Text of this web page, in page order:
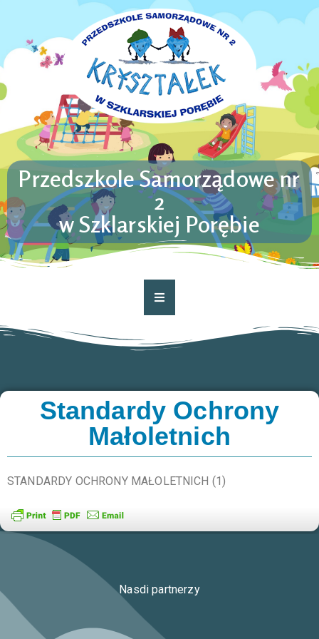
Przedszkole Samorządowe nr
2
w Szklarskiej Porębie
Standardy Ochrony
Małoletnich
STANDARDY OCHRONY MAŁOLETNICH (1)
Nasdi partnerzy